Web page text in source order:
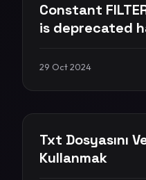
Constant
is deprecated
29 Oct 2024
Txt Dosyasını
Kullanmak